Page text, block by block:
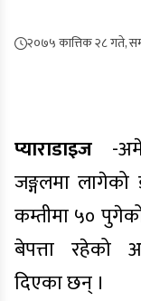
२०७५ कात्तिक २८ गते,
प्याराडाइज -
जङ्गलमा
कम्तीमा ५०
बेपत्ता रहेको
दिएका छन् ।